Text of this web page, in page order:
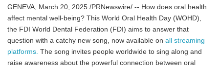
GENEVA, March 20, 2025 /PRNewswire/ -- How does oral health
affect mental well-being? This World Oral Health Day (WOHD),
the FDI World Dental Federation (FDI) aims to answer that
question with a catchy new song, now available on all streaming
platforms. The song invites people worldwide to sing along and
raise awareness about the powerful connection between oral